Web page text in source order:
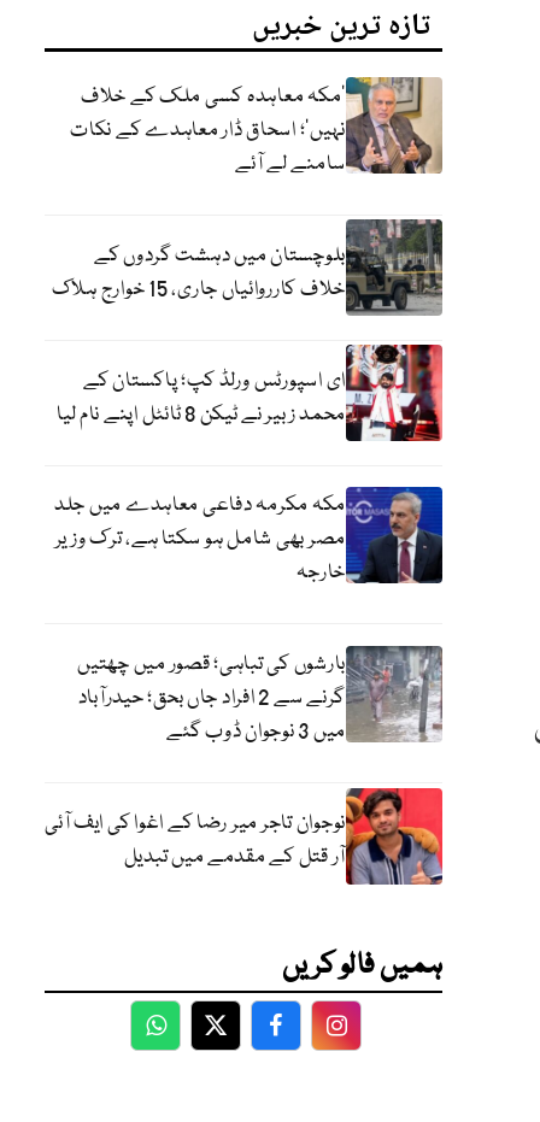
تازہ ترین خبریں
‘مکہ معاہدہ کسی ملک کے خلاف
نہیں’؛ اسحاق ڈار معاہدے کے نکات
سامنے لے آئے
بلوچستان میں دہشت گردوں کے
خلاف کارروائیاں جاری، 15 خوارج ہلاک
ای اسپورٹس ورلڈ کپ؛ پاکستان کے
محمد زبیر نے ٹیکن 8 ٹائٹل اپنے نام لیا
مکہ مکرمہ دفاعی معاہدے میں جلد
مصر بھی شامل ہو سکتا ہے، ترک وزیر
خارجہ
بارشوں کی تباہی؛ قصور میں چھتیں
گرنے سے 2 افراد جاں بحق؛ حیدرآباد
میں 3 نوجوان ڈوب گئے
نوجوان تاجر میر رضا کے اغوا کی ایف آئی
آر قتل کے مقدمے میں تبدیل
ہمیں فالو کریں
WhatsApp
TwitterFacebookFacebook